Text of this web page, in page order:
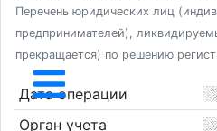
Перечень юридических лиц
предпринимателей),
прекращается) по решению
Дата операции
Орган учета